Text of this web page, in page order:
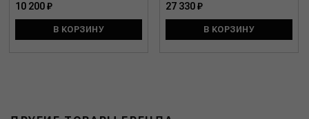
10 200 ₽
В КОРЗИНУ
27 330 ₽
В КОРЗИНУ